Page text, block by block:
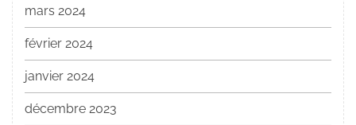
mars 2024
février 2024
janvier 2024
décembre 2023